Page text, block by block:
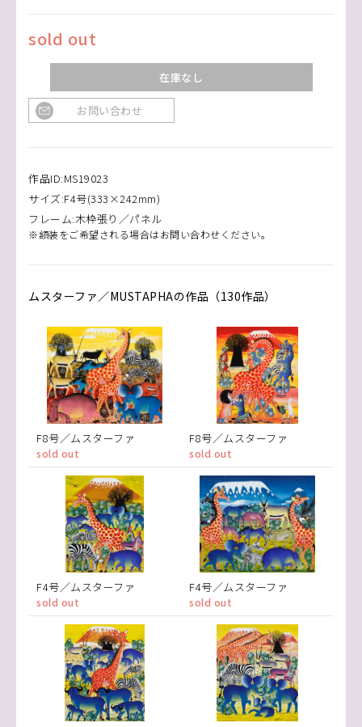
sold out
在庫なし
お問い合わせ
作品ID:MS19023
サイズ:F4号(333×242mm)
フレーム:木枠張り／パネル
※額装をご希望される場合はお問い合わせください。
ムスターファ／MUSTAPHAの作品（130作品）
F8号／ムスターファ
sold out
F8号／ムスターファ
sold out
F4号／ムスターファ
sold out
F4号／ムスターファ
sold out